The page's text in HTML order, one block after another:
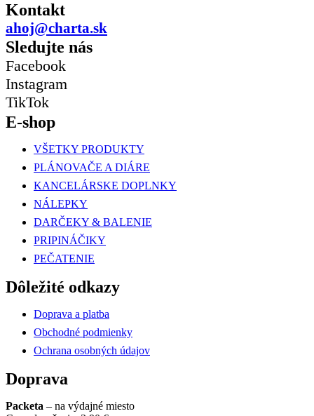
Kontakt
ahoj@charta.sk
Sledujte nás
Facebook
Instagram
TikTok
E-shop
VŠETKY PRODUKTY
PLÁNOVAČE A DIÁRE
KANCELÁRSKE DOPLNKY
NÁLEPKY
DARČEKY & BALENIE
PRIPINÁČIKY
PEČATENIE
Dôležité odkazy
Doprava a platba
Obchodné podmienky
Ochrana osobných údajov
Doprava
Packeta – na výdajné miesto